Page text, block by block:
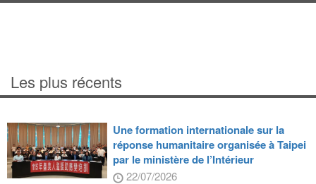
Les plus récents
Une formation internationale sur la
réponse humanitaire organisée à Taipei
par le ministère de l’Intérieur
22/07/2026